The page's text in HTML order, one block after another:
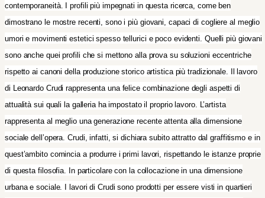
contemporaneità. I profili più impegnati in questa ricerca, come ben
dimostrano le mostre recenti, sono i più giovani, capaci di cogliere al meglio
umori e movimenti estetici spesso tellurici e poco evidenti. Quelli più giovani
sono anche quei profili che si mettono alla prova su soluzioni eccentriche
rispetto ai canoni della produzione storico artistica più tradizionale. Il lavoro
di Leonardo Crudi rappresenta una felice combinazione degli aspetti di
attualità sui quali la galleria ha impostato il proprio lavoro. L’artista
rappresenta al meglio una generazione recente attenta alla dimensione
sociale dell’opera. Crudi, infatti, si dichiara subito attratto dal graffitismo e in
quest’ambito comincia a produrre i primi lavori, rispettando le istanze proprie
di questa filosofia. In particolare con la collocazione in una dimensione
urbana e sociale. I lavori di Crudi sono prodotti per essere visti in quartieri